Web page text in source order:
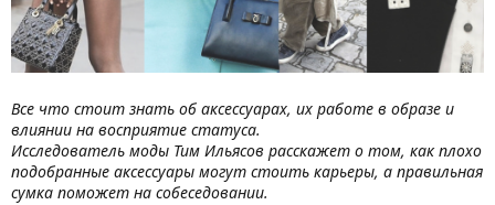
Все что стоит знать об аксессуарах, их работе в образе и
влиянии на восприятие статуса.
Исследователь моды Тим Ильясов расскажет о том, как плохо
подобранные аксессуары могут стоить карьеры, а правильная
сумка поможет на собеседовании.